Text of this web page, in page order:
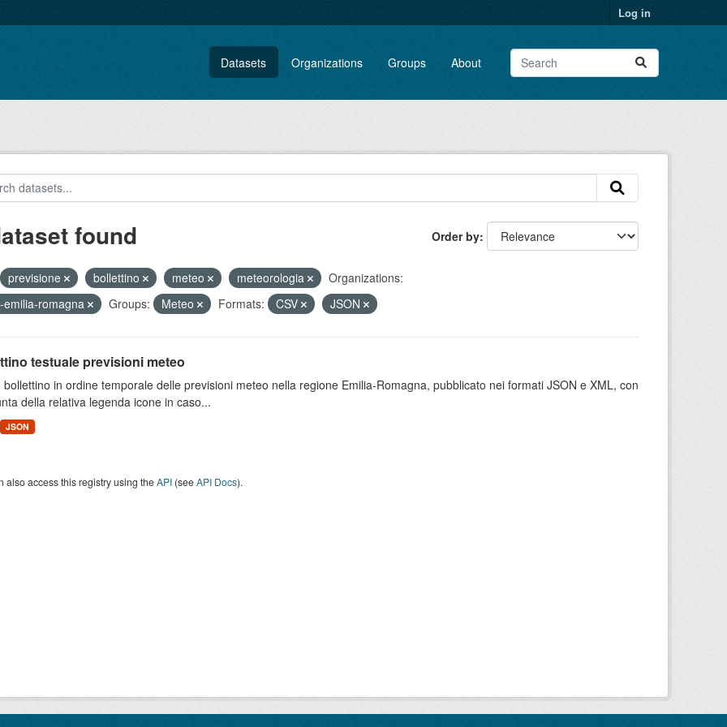
Log in
Datasets Organizations Groups About
Order by
found
previsione bollettino meteo meteorologia
Organizations:
emilia-romagna
Groups: Meteo Formats: CSV JSON
testuale previsioni meteo
bollettino in ordine temporale delle previsioni meteo nella regione Emilia-Romagna, pubblicato nei formati JSON e XML, con
della relativa legenda icone in caso...
JSON
also access this registry using theAPI(seeAPI Docs).